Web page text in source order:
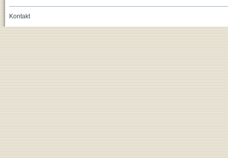
Kontakt